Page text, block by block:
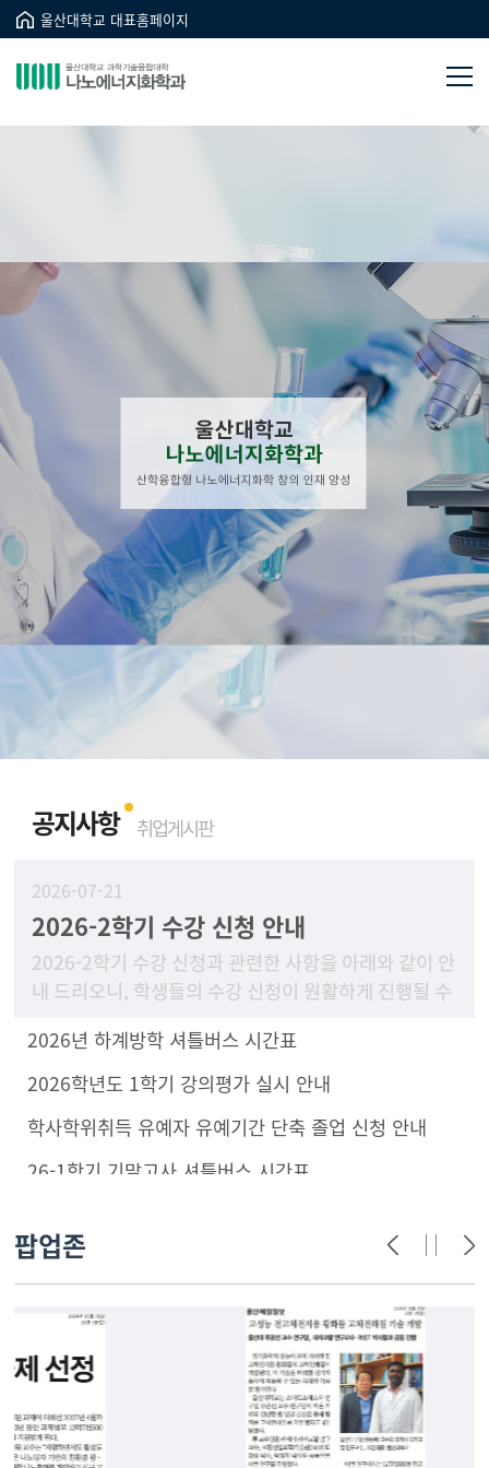
울산대학교 대표홈페이지
공지사항 취업게시판
2026-07-21
2026-2학기 수강 신청 안내
2026-2학기 수강 신청과 관련한 사항을 아래와 같이 안
내 드리오니, 학생들의 수강 신청이 원활하게 진행될 수
주시기 바랍니
2026년 하계방학 셔틀버스 시간표
2026학년도 1학기 강의평가 실시 안내
학사학위취득 유예자 유예기간 단축 졸업 신청 안내
26-1학기 기말고사 셔틀버스 시간표
팝업존